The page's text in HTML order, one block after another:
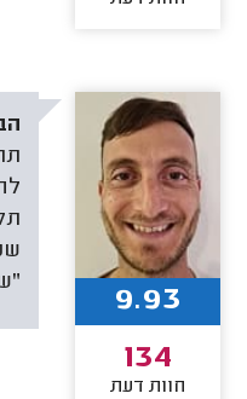
9.93
134
חוות דעת